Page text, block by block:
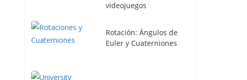
videojuegos
Rotación: Ángulos de
Euler y Cuaterniones